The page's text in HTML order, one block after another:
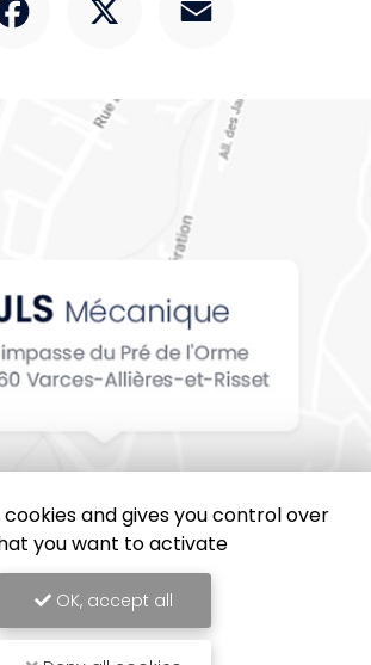
cookies and gives you control over
you want to activate
OK, accept all